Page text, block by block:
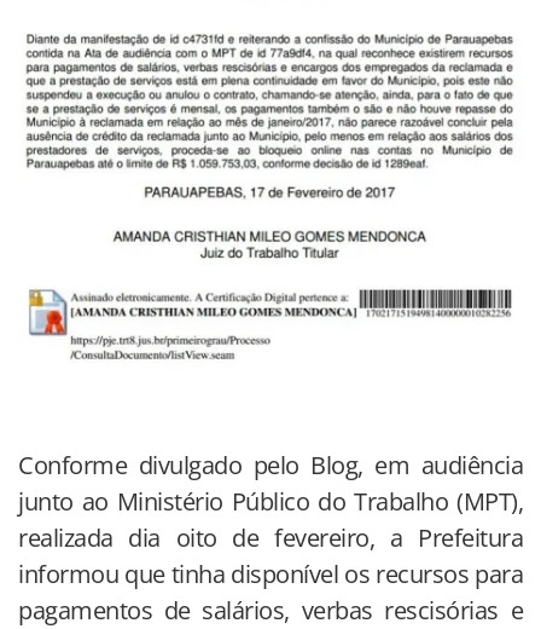
Conforme divulgado pelo Blog, em audiência
junto ao Ministério Público do Trabalho (MPT),
realizada dia oito de fevereiro, a Prefeitura
informou que tinha disponível os recursos para
pagamentos de salários, verbas rescisórias e